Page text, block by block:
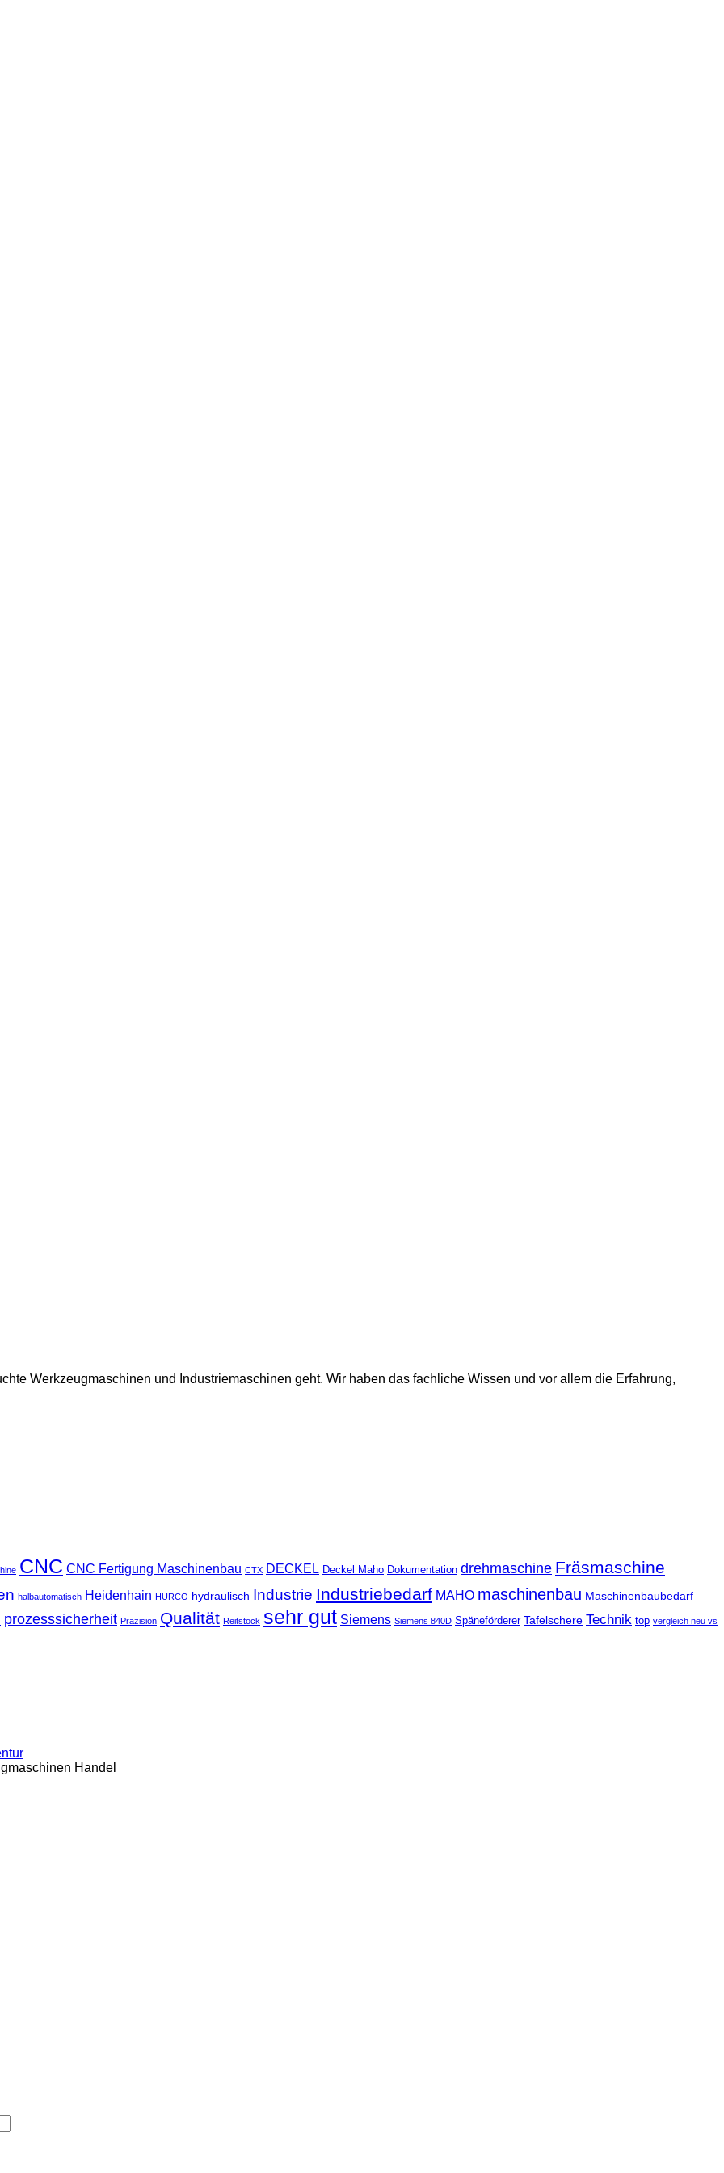
Werkzeugmaschinen und Industriemaschinen geht. Wir haben das fachliche Wissen und vor allem die Erfahrung,
CNC CNC Fertigung Maschinenbau CTX DECKEL Deckel Maho Dokumentation drehmaschine Fräsmaschine
halbautomatisch Heidenhain HURCO hydraulisch Industrie Industriebedarf MAHO maschinenbau Maschinenbaubedarf
prozesssicherheit Präzision Qualität Reitstock sehr gut Siemens Siemens 840D Späneförderer Tafelschere Technik top vergleich neu vs
Handel